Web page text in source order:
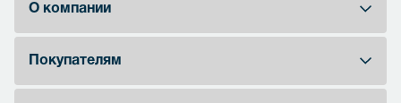
О компании
Покупателям